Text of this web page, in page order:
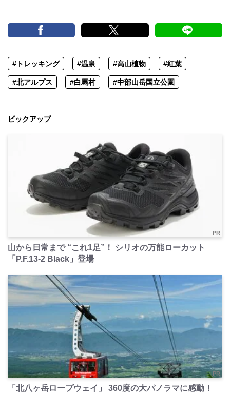
#トレッキング #温泉 #高山植物 #紅葉
#北アルプス #白馬村 #中部山岳国立公園
ピックアップ
PR
山から日常まで “これ1足”！ シリオの万能ローカット
「P.F.13-2 Black」登場
PR
「北八ヶ岳ロープウェイ」 360度の大パノラマに感動！